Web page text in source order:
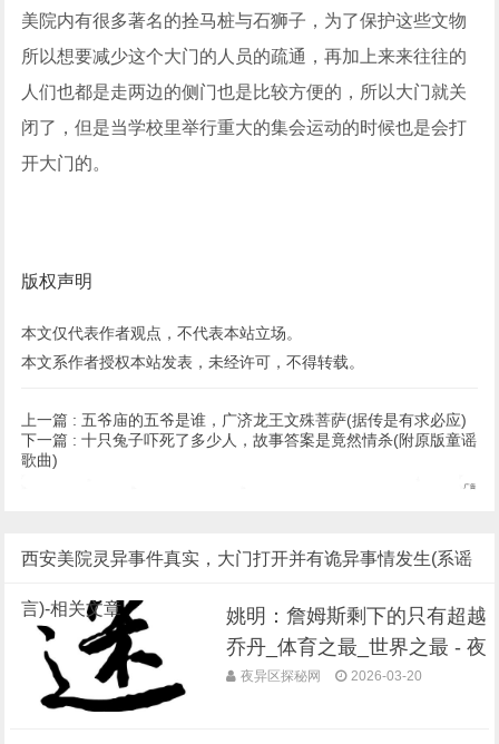
美院内有很多著名的拴马桩与石狮子，为了保护这些文物
所以想要减少这个大门的人员的疏通，再加上来来往往的
人们也都是走两边的侧门也是比较方便的，所以大门就关
闭了，但是当学校里举行重大的集会运动的时候也是会打
开大门的。
版权声明
本文仅代表作者观点，不代表本站立场。
本文系作者授权本站发表，未经许可，不得转载。
上一篇 : 五爷庙的五爷是谁，广济龙王文殊菩萨(据传是有求必应)
下一篇 : 十只兔子吓死了多少人，故事答案是竟然情杀(附原版童谣
歌曲)
西安美院灵异事件真实，大门打开并有诡异事情发生(系谣
言)-相关文章
姚明：詹姆斯剩下的只有超越
乔丹_体育之最_世界之最 - 夜
异区世界之最
夜异区探秘网 2026-03-20